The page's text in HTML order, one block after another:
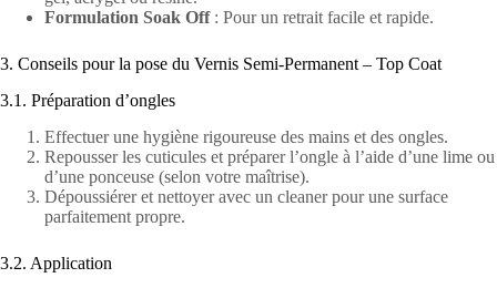
Formulation Soak Off: Pour un retrait facile et rapide.
3. Conseils pour la pose du Vernis Semi-Permanent – Top Coat
3.1. Préparation d’ongles
Effectuer une hygiène rigoureuse des mains et des ongles.
Repousser les cuticules et préparer l’ongle à l’aide d’une lime ou
d’une ponceuse (selon votre maîtrise).
Dépoussiérer et nettoyer avec un cleaner pour une surface
parfaitement propre.
3.2. Application